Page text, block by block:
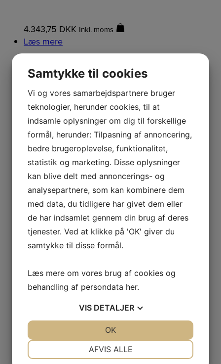
4.343,75 DKK Inkl. moms
Læs mere
SensorCheck
SC-75
2.312,50DKK Inkl. moms
Læs mere
Fugt - transmittere
SensorCheck
SC-90
2.312,50 Inkl. moms
Samtykke til cookies
Vi og vores samarbejdspartnere bruger
teknologier, herunder cookies, til at
indsamle oplysninger om dig til forskellige
formål, herunder: Tilpasning af annoncering,
bedre brugeroplevelse, funktionalitet,
statistik og marketing. Disse oplysninger
kan blive delt med annoncerings- og
analysepartnere, som kan kombinere dem
med data, du tidligere har givet dem eller
de har indsamlet gennem din brug af deres
tjenester. Ved at klikke på 'OK' giver du
samtykke til disse formål.
Læs mere om vores brug af cookies og
behandling af persondata her.
VIS DETALJER
AFVIS ALLE
OK